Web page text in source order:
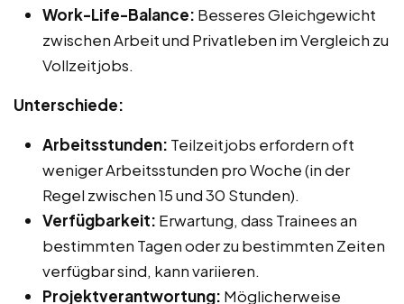
Work-Life-Balance: Besseres Gleichgewicht
zwischen Arbeit und Privatleben im Vergleich zu
Vollzeitjobs.
Unterschiede:
Arbeitsstunden: Teilzeitjobs erfordern oft
weniger Arbeitsstunden pro Woche (in der
Regel zwischen 15 und 30 Stunden).
Verfügbarkeit: Erwartung, dass Trainees an
bestimmten Tagen oder zu bestimmten Zeiten
verfügbar sind, kann variieren.
Projektverantwortung: Möglicherweise